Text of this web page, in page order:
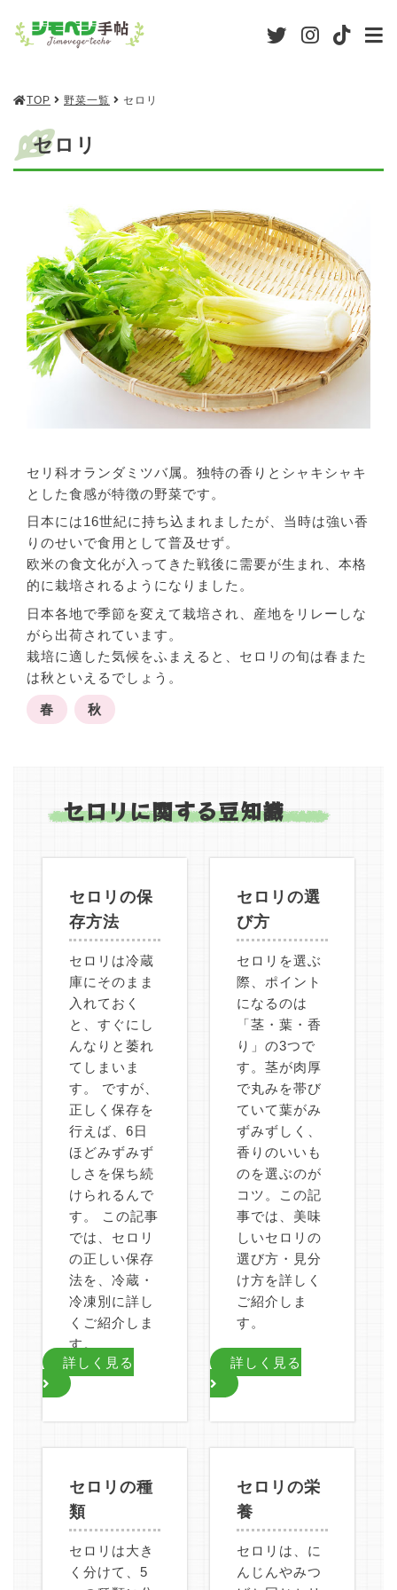
TOP 野菜一覧 セロリ
セロリ
セリ科オランダミツバ属。独特の香りとシャキシャキ
とした食感が特徴の野菜です。
日本には16世紀に持ち込まれましたが、当時は強い香
りのせいで食用として普及せず。
欧米の食文化が入ってきた戦後に需要が生まれ、本格
的に栽培されるようになりました。
日本各地で季節を変えて栽培され、産地をリレーしな
がら出荷されています。
栽培に適した気候をふまえると、セロリの旬は春また
は秋といえるでしょう。
春 秋
セロリに関する豆知識
セロリの保
存方法
セロリは冷蔵
庫にそのまま
入れておく
と、すぐにし
んなりと萎れ
てしまいま
す。 ですが、
正しく保存を
行えば、6日
ほどみずみず
しさを保ち続
けられるんで
す。 この記事
では、セロリ
の正しい保存
法を、冷蔵・
冷凍別に詳し
くご紹介しま
す。
詳しく見る
セロリの選
び方
セロリを選ぶ
際、ポイント
になるのは
「茎・葉・香
り」の3つで
す。茎が肉厚
で丸みを帯び
ていて葉がみ
ずみずしく、
香りのいいも
のを選ぶのが
コツ。この記
事では、美味
しいセロリの
選び方・見分
け方を詳しく
ご紹介しま
す。
詳しく見る
セロリの種
類
セロリは大き
く分けて、5
セロリの栄
養
セロリは、に
んじんやみつ